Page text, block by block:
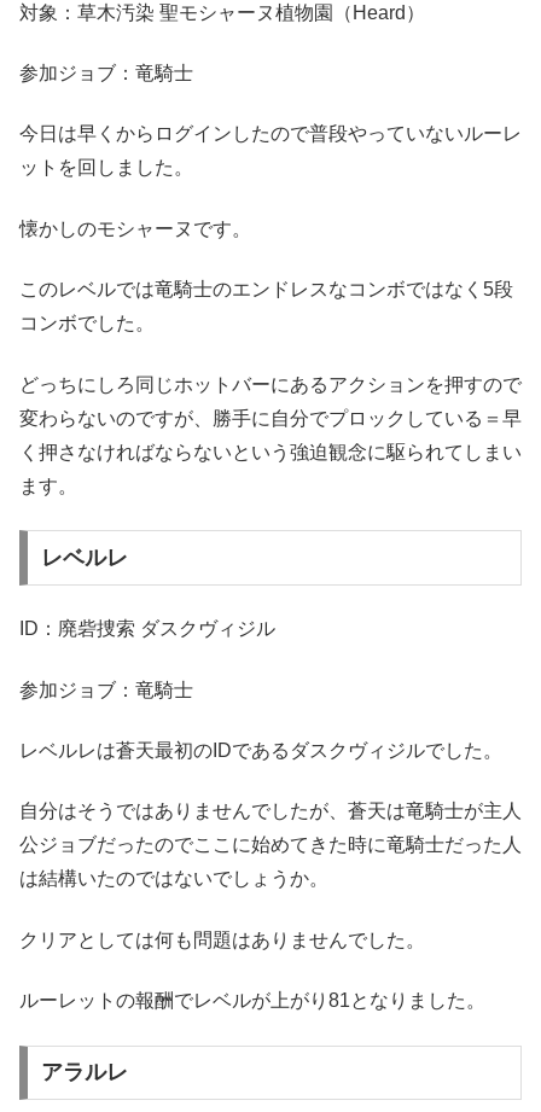
対象：草木汚染 聖モシャーヌ植物園（Heard）
参加ジョブ：竜騎士
今日は早くからログインしたので普段やっていないルーレ
ットを回しました。
懐かしのモシャーヌです。
このレベルでは竜騎士のエンドレスなコンボではなく5段
コンボでした。
どっちにしろ同じホットバーにあるアクションを押すので
変わらないのですが、勝手に自分でプロックしている＝早
く押さなければならないという強迫観念に駆られてしまい
ます。
レベルレ
ID：廃砦捜索 ダスクヴィジル
参加ジョブ：竜騎士
レベルレは蒼天最初のIDであるダスクヴィジルでした。
自分はそうではありませんでしたが、蒼天は竜騎士が主人
公ジョブだったのでここに始めてきた時に竜騎士だった人
は結構いたのではないでしょうか。
クリアとしては何も問題はありませんでした。
ルーレットの報酬でレベルが上がり81となりました。
アラルレ